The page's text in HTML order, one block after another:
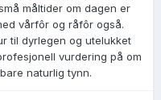
måltider om dagen er
vårfôr og råfôr også.
til dyrlegen og utelukket
vurdering på om
naturlig tynn.